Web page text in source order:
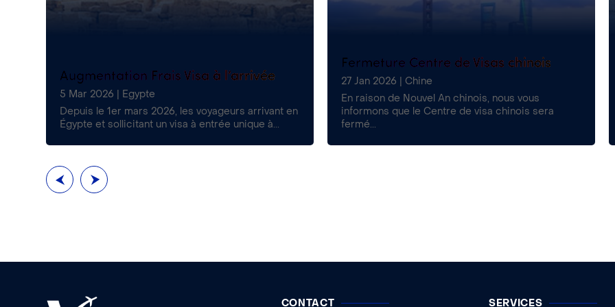
Augmentation Frais Visa à l’arrivée
5 Mar 2026
Egypte
Depuis le 1er mars 2026, les voyageurs arrivant en
Égypte et sollicitant un visa à entrée unique à...
Fermeture Centre de Visas chinois
27 Jan 2026
Chine
En raison de Nouvel An chinois, nous vous
informons que le Centre de visa chinois sera
fermé...
CONTACT SERVICES